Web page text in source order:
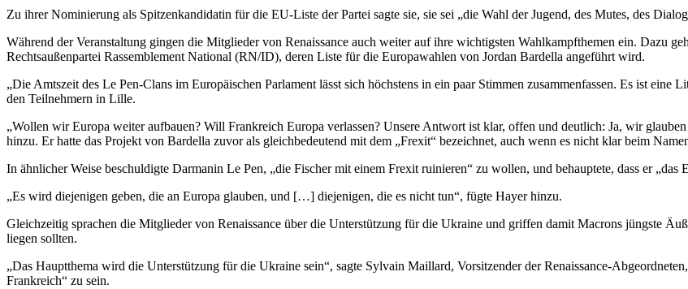
Zu ihrer Nominierung als Spitzenkandidatin für die EU-Liste der Partei sagte sie, sie sei „die Wahl der Jugend, des Mutes, des
Während der Veranstaltung gingen die Mitglieder von Renaissance auch weiter auf ihre wichtigsten Wahlkampfthemen ein. Dazu
Rechtsaußenpartei Rassemblement National (RN/ID), deren Liste für die Europawahlen von Jordan Bardella angeführt wird.
„Die Amtszeit des Le Pen-Clans im Europäischen Parlament lässt sich höchstens in ein paar Stimmen zusammenfassen. Es ist eine
den Teilnehmern in Lille.
„Wollen wir Europa weiter aufbauen? Will Frankreich Europa verlassen? Unsere Antwort ist klar, offen und deutlich: Ja, wir
hinzu. Er hatte das Projekt von Bardella zuvor als gleichbedeutend mit dem „Frexit“ bezeichnet, auch wenn es nicht klar beim
In ähnlicher Weise beschuldigte Darmanin Le Pen, „die Fischer mit einem Frexit ruinieren“ zu wollen, und behauptete, dass er „das
„Es wird diejenigen geben, die an Europa glauben, und […] diejenigen, die es nicht tun“, fügte Hayer hinzu.
Gleichzeitig sprachen die Mitglieder von Renaissance über die Unterstützung für die Ukraine und griffen damit Macrons jüngste
liegen sollten.
„Das Hauptthema wird die Unterstützung für die Ukraine sein“, sagte Sylvain Maillard, Vorsitzender der Renaissance-
Frankreich“ zu sein.